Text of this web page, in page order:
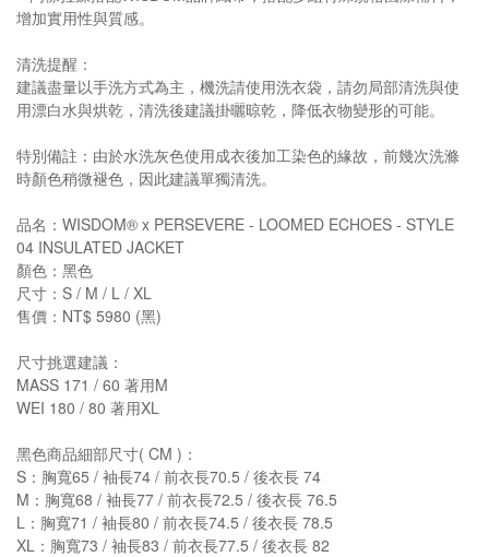
增加實用性與質感。
清洗提醒：
建議盡量以手洗方式為主，機洗請使用洗衣袋，請勿局部清洗與使
用漂白水與烘乾，清洗後建議掛曬晾乾，降低衣物變形的可能。
特別備註：由於水洗灰色使用成衣後加工染色的緣故，前幾次洗滌
時顏色稍微褪色，因此建議單獨清洗。
品名：WISDOM® x PERSEVERE - LOOMED ECHOES - STYLE
04 INSULATED JACKET
顏色：黑色
尺寸：S / M / L / XL
售價：NT$ 5980 (黑)
尺寸挑選建議：
MASS 171 / 60 著用M
WEI 180 / 80 著用XL
黑色商品細部尺寸( CM )：
S：胸寬65 / 袖長74 / 前衣長70.5 / 後衣長 74
M：胸寬68 / 袖長77 / 前衣長72.5 / 後衣長 76.5
L：胸寬71 / 袖長80 / 前衣長74.5 / 後衣長 78.5
XL：胸寬73 / 袖長83 / 前衣長77.5 / 後衣長 82